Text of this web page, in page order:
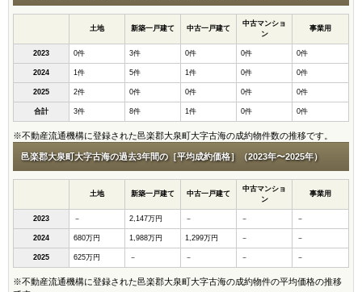
土地 新築一戸建て 中古一戸建て
中古マンショ
ン
事業用
2023 0件 3件 0件 0件 0件
2024 1件 5件 1件 0件 0件
2025 2件 0件 0件 0件 0件
合計 3件 8件 1件 0件 0件
※不動産流通機構に登録された邑楽郡大泉町大字古海の成約物件数の推移です。
邑楽郡大泉町大字古海の過去3年間の［平均成約価格］（2023年〜2025年）
土地 新築一戸建て 中古一戸建て
中古マンショ
ン
事業用
2023 － 2,147万円 － － －
2024 680万円 1,988万円 1,299万円 － －
2025 625万円 － － － －
※不動産流通機構に登録された邑楽郡大泉町大字古海の成約物件の平均価格の推移